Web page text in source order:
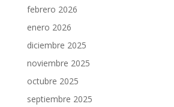
febrero 2026
enero 2026
diciembre 2025
noviembre 2025
octubre 2025
septiembre 2025